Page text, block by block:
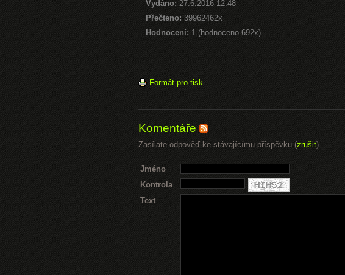
Vydáno: 27.6.2016 12:48
Přečteno: 39962462x
Hodnocení: 1 (hodnoceno 692x)
Formát pro tisk
Komentáře
Zasílate odpověď ke stávajícímu příspěvku (zrušit).
Jméno
Kontrola
Text